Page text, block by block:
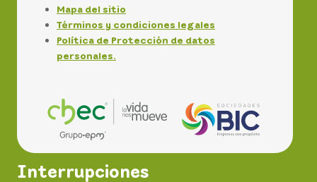
Mapa del sitio
Términos y condiciones legales
Política de Protección de datos
personales.
Interrupciones